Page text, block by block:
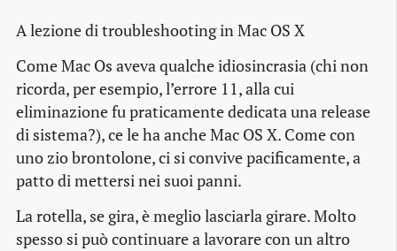
A lezione di troubleshooting in Mac OS X
Come Mac Os aveva qualche idiosincrasia (chi non
ricorda, per esempio, l’errore 11, alla cui
eliminazione fu praticamente dedicata una release
di sistema?), ce le ha anche Mac OS X. Come con
uno zio brontolone, ci si convive pacificamente, a
patto di mettersi nei suoi panni.
La rotella, se gira, è meglio lasciarla girare. Molto
spesso si può continuare a lavorare con un altro